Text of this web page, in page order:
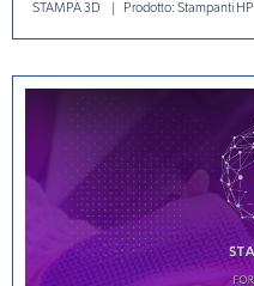
STAMPA 3D Prodotto: Stampanti HP